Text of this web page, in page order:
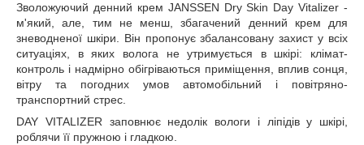
Зволожуючий денний крем JANSSEN Dry Skin Day Vitalizer -
м'який, але, тим не менш, збагачений денний крем для
зневодненої шкіри. Він пропонує збалансовану захист у всіх
ситуаціях, в яких волога не утримується в шкірі: клімат-
контроль і надмірно обігріваються приміщення, вплив сонця,
вітру та погодних умов автомобільний і повітряно-
транспортний стрес.
DAY VITALIZER заповнює недолік вологи і ліпідів у шкірі,
роблячи її пружною і гладкою.